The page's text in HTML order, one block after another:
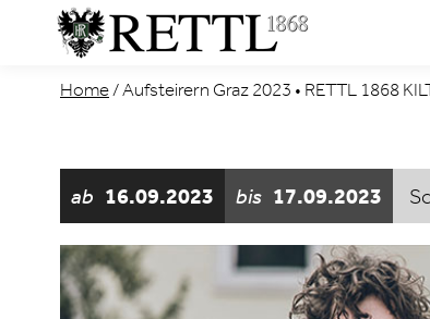
Home/Aufsteirern Graz 2023 • RETTL 1868
ab 16.09.2023 bis 17.09.2023